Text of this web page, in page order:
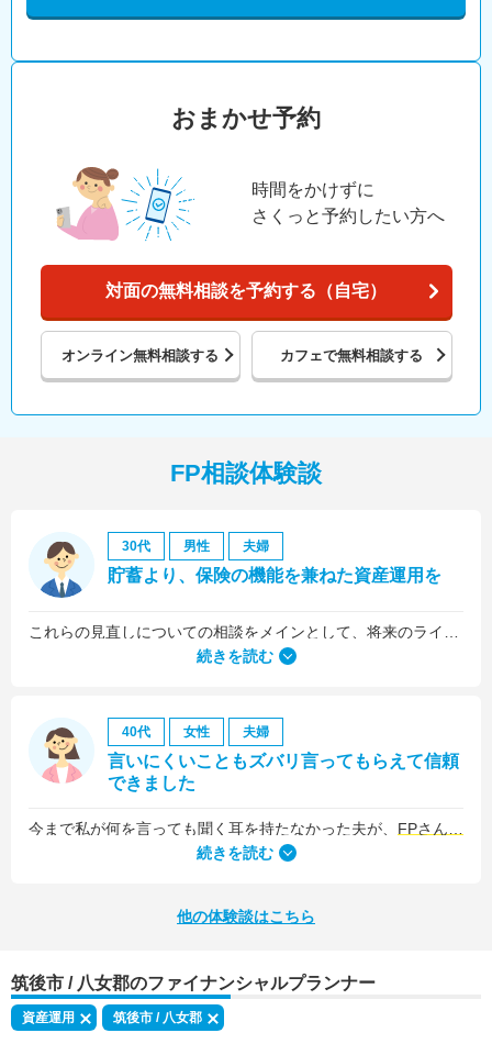
おまかせ予約
時間をかけずに
さくっと予約したい方へ
対面の無料相談を予約する（自宅）
オンライン無料相談する カフェで無料相談する
FP相談体験談
30代 男性 夫婦
貯蓄より、保険の機能を兼ねた資産運用を
続きを読む
40代 女性 夫婦
言いにくいこともズバリ言ってもらえて信頼
できました
今まで私が何を言っても聞く耳を持たなかった夫が、 FPさんの提案はプロの意見として素直に聞き入れてくれました
続きを読む
他の体験談はこちら
筑後市 / 八女郡のファイナンシャルプランナー
資産運用 筑後市 / 八女郡